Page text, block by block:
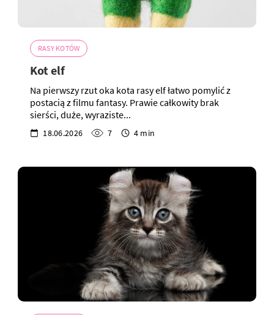
RASY KOTÓW
Kot elf
Na pierwszy rzut oka kota rasy elf łatwo pomylić z
postacią z filmu fantasy. Prawie całkowity brak
sierści, duże, wyraziste...
18.06.2026 7 4 min